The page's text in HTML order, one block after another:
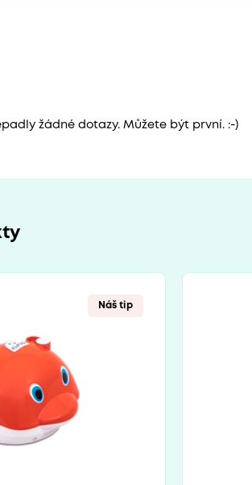
žádné dotazy. Můžete být první. :-)
Náš tip